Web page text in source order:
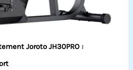
Joroto JH30PRO :